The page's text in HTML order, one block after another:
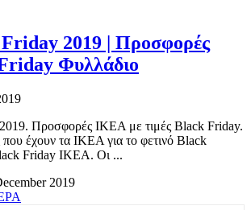
2019 | Προσφορές
Φυλλάδιο
Προσφορές ΙΚΕΑ με τιμές Black Friday.
που έχουν τα ΙΚΕΑ για το φετινό Black
Friday ΙΚΕΑ. Οι ...
2019